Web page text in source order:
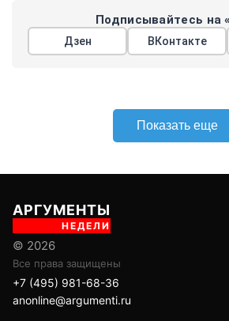
Подписывайтесь на
Дзен ВКонтакте
Показать еще
АРГУМЕНТЫ
НЕДЕЛИ
© 2026
Все права защищены
+7 (495) 981-68-36
anonline@argumenti.ru